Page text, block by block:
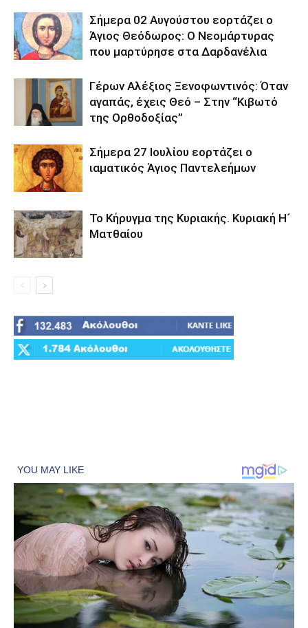
Σήμερα 02 Αυγούστου εορτάζει ο
Άγιος Θεόδωρος: Ο Νεομάρτυρας
που μαρτύρησε στα Δαρδανέλια
Γέρων Αλέξιος Ξενοφωντινός: Όταν
αγαπάς, έχεις Θεό – Στην “Κιβωτό
της Ορθοδοξίας”
Σήμερα 27 Ιουλίου εορτάζει ο
ιαματικός Άγιος Παντελεήμων
Το Κήρυγμα της Κυριακής. Κυριακή Η´
Ματθαίου